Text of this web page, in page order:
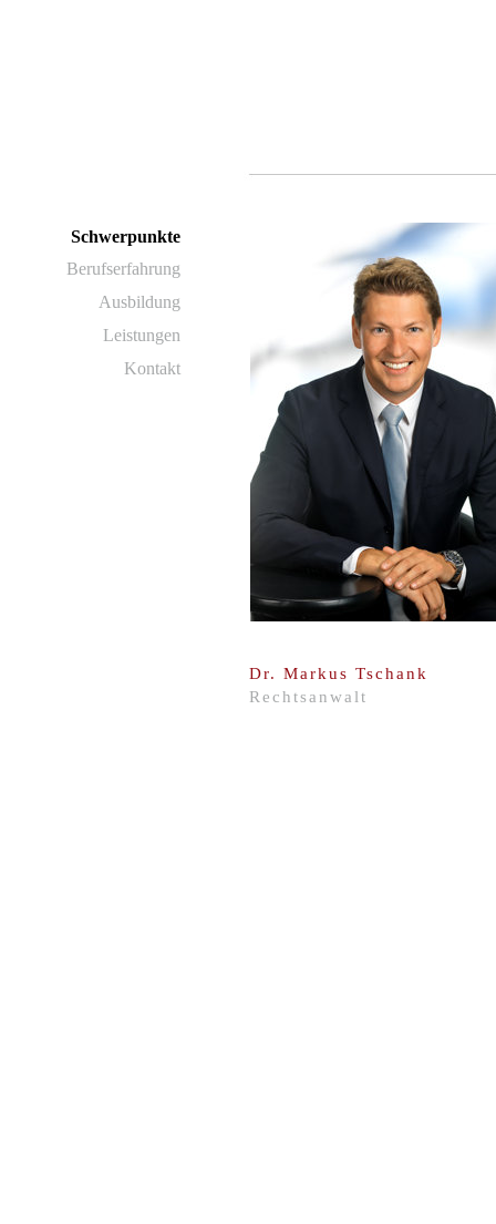
Schwerpunkte
Berufserfahrung
Ausbildung
Leistungen
Kontakt
Dr. Markus Tschank
Rechtsanwalt